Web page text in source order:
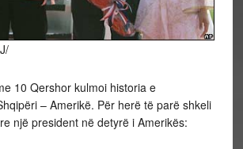
10 Qershor kulmoi historia e
– Amerikë. Për herë të parë shkeli
një president në detyrë i Amerikës: